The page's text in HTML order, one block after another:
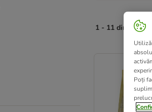
1 - 11 din 11
product items
Poți